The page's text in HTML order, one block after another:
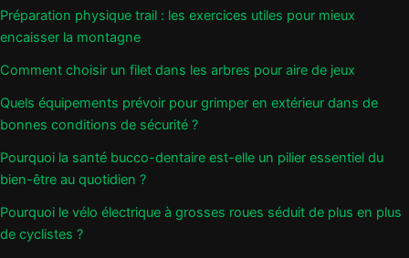
Préparation physique trail : les exercices utiles pour mieux
encaisser la montagne
Comment choisir un filet dans les arbres pour aire de jeux
Quels équipements prévoir pour grimper en extérieur dans de
bonnes conditions de sécurité ?
Pourquoi la santé bucco-dentaire est-elle un pilier essentiel du
bien-être au quotidien ?
Pourquoi le vélo électrique à grosses roues séduit de plus en plus
de cyclistes ?